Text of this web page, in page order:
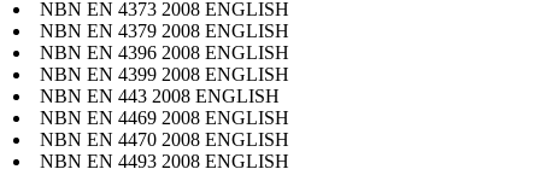
NBN EN 4373 2008 ENGLISH
NBN EN 4379 2008 ENGLISH
NBN EN 4396 2008 ENGLISH
NBN EN 4399 2008 ENGLISH
NBN EN 443 2008 ENGLISH
NBN EN 4469 2008 ENGLISH
NBN EN 4470 2008 ENGLISH
NBN EN 4493 2008 ENGLISH